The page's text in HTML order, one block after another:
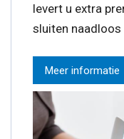
levert u extra
sluiten naadloos
Meer informatie